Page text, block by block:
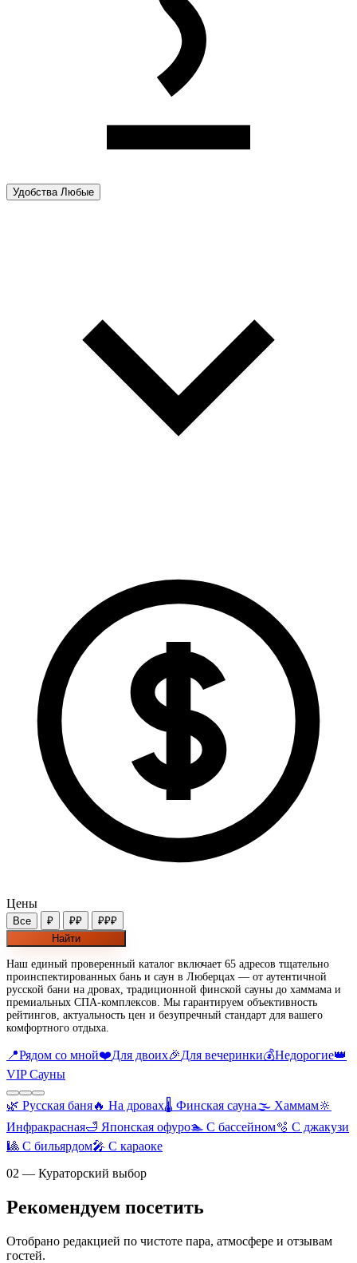
Удобства Любые
Цены
Все ₽ ₽₽
₽₽₽
Найти
Наш единый проверенный каталог включает 65 адресов тщательно
проинспектированных бань и саун в Люберцах — от аутентичной
русской бани на дровах, традиционной финской сауны до хаммама и
премиальных СПА-комплексов. Мы гарантируем объективность
рейтингов, актуальность цен и безупречный стандарт для вашего
комфортного отдыха.
📍Рядом со мной❤️Для двоих🎉Для вечеринки💰Недорогие👑
VIP Сауны
🌿 Русская баня🔥 На дровах🌡️ Финская сауна🌫️ Хаммам🔆
Инфракрасная🛁 Японская офуро🏊 С бассейном🫧 С джакузи
🎱 С бильярдом🎤 С караоке
02 — Кураторский выбор
Рекомендуем посетить
Отобрано редакцией по чистоте пара, атмосфере и отзывам
гостей.